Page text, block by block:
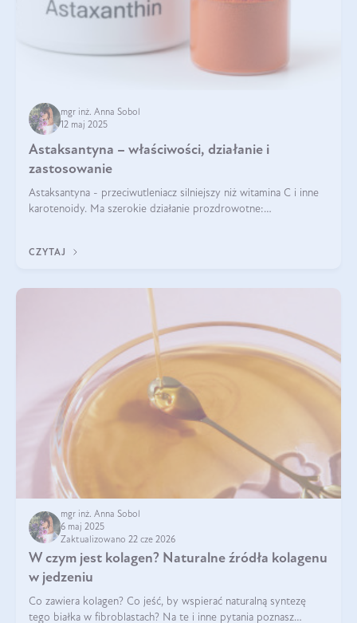
mgr inż. Anna Sobol
12 maj 2025
Astaksantyna – właściwości, działanie i
zastosowanie
Astaksantyna - przeciwutleniacz silniejszy niż witamina C i inne
karotenoidy. Ma szerokie działanie prozdrowotne:
CZYTAJ
mgr inż. Anna Sobol
6 maj 2025
Zaktualizowano 22 cze 2026
W czym jest kolagen? Naturalne źródła kolagenu
w jedzeniu
Co zawiera kolagen? Co jeść, by wspierać naturalną syntezę
tego białka w fibroblastach? Na te i inne pytania poznasz